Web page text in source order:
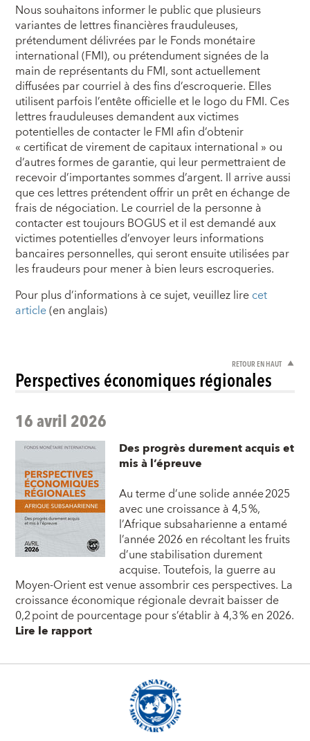
Nous souhaitons informer le public que plusieurs
variantes de lettres financières frauduleuses,
prétendument délivrées par le Fonds monétaire
international (FMI), ou prétendument signées de la
main de représentants du FMI, sont actuellement
diffusées par courriel à des fins d’escroquerie. Elles
utilisent parfois l’entête officielle et le logo du FMI. Ces
lettres frauduleuses demandent aux victimes
potentielles de contacter le FMI afin d’obtenir
« certificat de virement de capitaux international » ou
d’autres formes de garantie, qui leur permettraient de
recevoir d’importantes sommes d’argent. Il arrive aussi
que ces lettres prétendent offrir un prêt en échange de
frais de négociation. Le courriel de la personne à
contacter est toujours BOGUS et il est demandé aux
victimes potentielles d’envoyer leurs informations
bancaires personnelles, qui seront ensuite utilisées par
les fraudeurs pour mener à bien leurs escroqueries.
Pour plus d’informations à ce sujet, veuillez lirecet
article(en anglais)
RETOUR EN HAUT
Perspectives économiques régionales
16 avril 2026
Des progrès durement acquis et
mis à l’épreuve
Au terme d’une solide année 2025
avec une croissance à 4,5 %,
l’Afrique subsaharienne a entamé
l’année 2026 en récoltant les fruits
d’une stabilisation durement
acquise. Toutefois, la guerre au
Moyen-Orient est venue assombrir ces perspectives. La
croissance économique régionale devrait baisser de
0,2 point de pourcentage pour s’établir à 4,3 % en 2026.
Lire le rapport